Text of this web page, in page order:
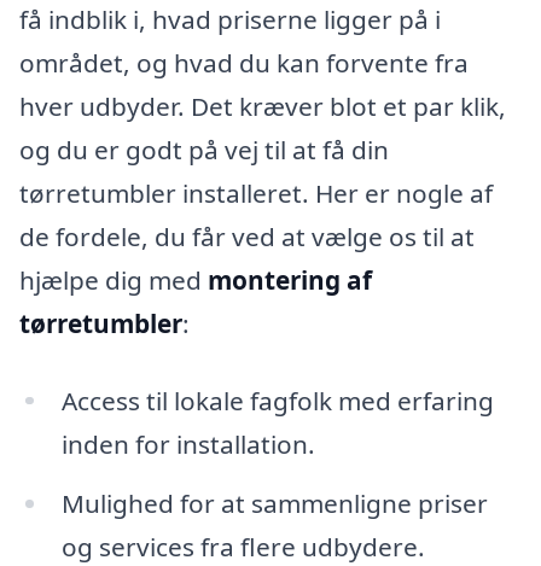
få indblik i, hvad priserne ligger på i
området, og hvad du kan forvente fra
hver udbyder. Det kræver blot et par klik,
og du er godt på vej til at få din
tørretumbler installeret. Her er nogle af
de fordele, du får ved at vælge os til at
hjælpe dig med montering af
tørretumbler:
Access til lokale fagfolk med erfaring
inden for installation.
Mulighed for at sammenligne priser
og services fra flere udbydere.